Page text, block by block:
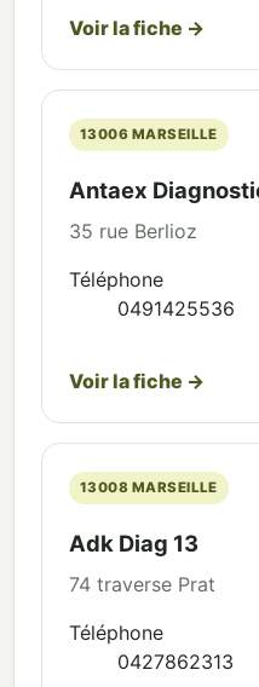
Voir la fiche →
13006 MARSEILLE
Antaex
35 rue Berlioz
Téléphone
0491425536
Voir la fiche →
13008 MARSEILLE
Adk Diag 13
74 traverse Prat
Téléphone
0427862313